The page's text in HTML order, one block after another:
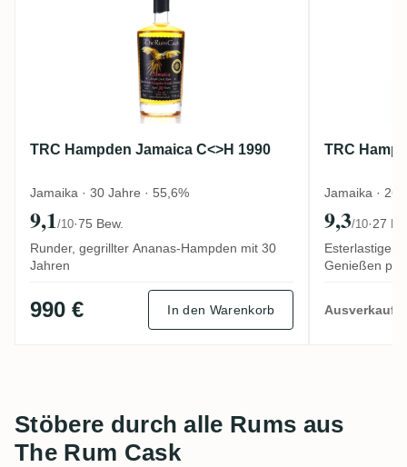
TRC Hampden Jamaica C<>H 1990
Jamaika · 30 Jahre · 55,6%
9,1/10·75 Bew.
Runder, gegrillter Ananas-Hampden mit 30
Jahren
990 € In den Warenkorb
TRC
Jamaika · 26
9,3/10·27
Esterlastiger,
Genießen pur
Ausverkauft
Stöbere durch alle Rums aus
The Rum Cask